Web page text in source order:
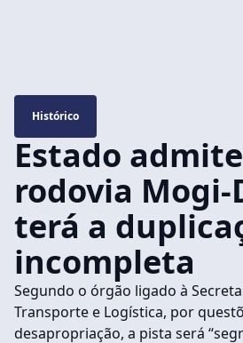
Histórico
Estado
rodovia
terá a
incompleta
Segundo o órgão ligado à
Transporte e Logística, por
desapropriação, a pista será